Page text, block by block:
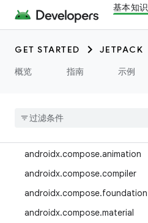
基本知识
GET STARTED
JETPACK
概览
指南 示例
androidx.camera.media3
androidx.car
androidx.car.app
androidx.collection
androidx.compose.animation
androidx.compose.compiler
androidx.compose.foundation
androidx.compose.material